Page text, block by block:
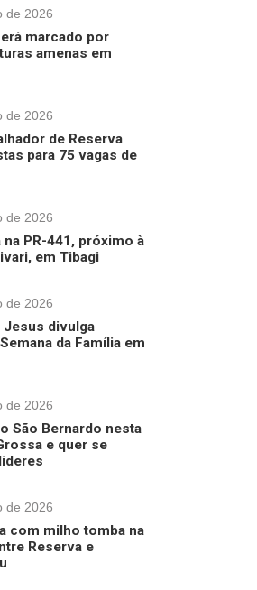
de 2026
marcado por
amenas em
de 2026
de Reserva
para 75 vagas de
de 2026
PR-441, próximo à
em Tibagi
de 2026
Jesus divulga
da Família em
de 2026
São Bernardo nesta
e quer se
de 2026
com milho tomba na
Reserva e